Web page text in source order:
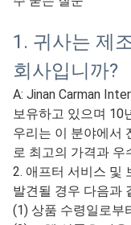
1. 귀사는 제
회사입니까?
A: Jinan Carman
보유하고 있으며 10
우리는 이 분야에서
로 최고의 가격과 우
2. 애프터 서비스 및
발견될 경우 다음과
(1) 상품 수령일로부